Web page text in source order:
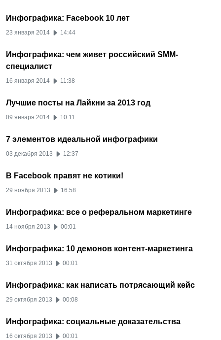
Инфографика: Facebook 10 лет
23 января 2014 14:44
Инфографика: чем живет российский SMM-
специалист
16 января 2014 11:38
Лучшие посты на Лайкни за 2013 год
09 января 2014 10:11
7 элементов идеальной инфографики
03 декабря 2013 12:37
В Facebook правят не котики!
29 ноября 2013 16:58
Инфографика: все о реферальном маркетинге
14 ноября 2013 00:01
Инфографика: 10 демонов контент-маркетинга
31 октября 2013 00:01
Инфографика: как написать потрясающий кейс
29 октября 2013 00:08
Инфографика: социальные доказательства
16 октября 2013 00:01